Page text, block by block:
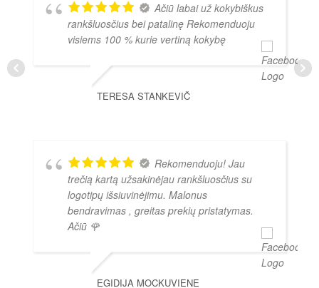
Ačiū labai už kokybiškus
rankšluosčius bei patalinę Rekomenduoju
visiems 100 % kurie vertiną kokybę
TERESA STANKEVIČ
Rekomenduoju! Jau
trečią kartą užsakinėjau rankšluosčius su
logotipų išsiuvinėjimu. Malonus
bendravimas , greitas prekių pristatymas.
Ačiū 🌹
EGIDIJA MOCKUVIENE